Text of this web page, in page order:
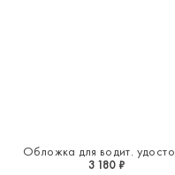
3 180 ₽